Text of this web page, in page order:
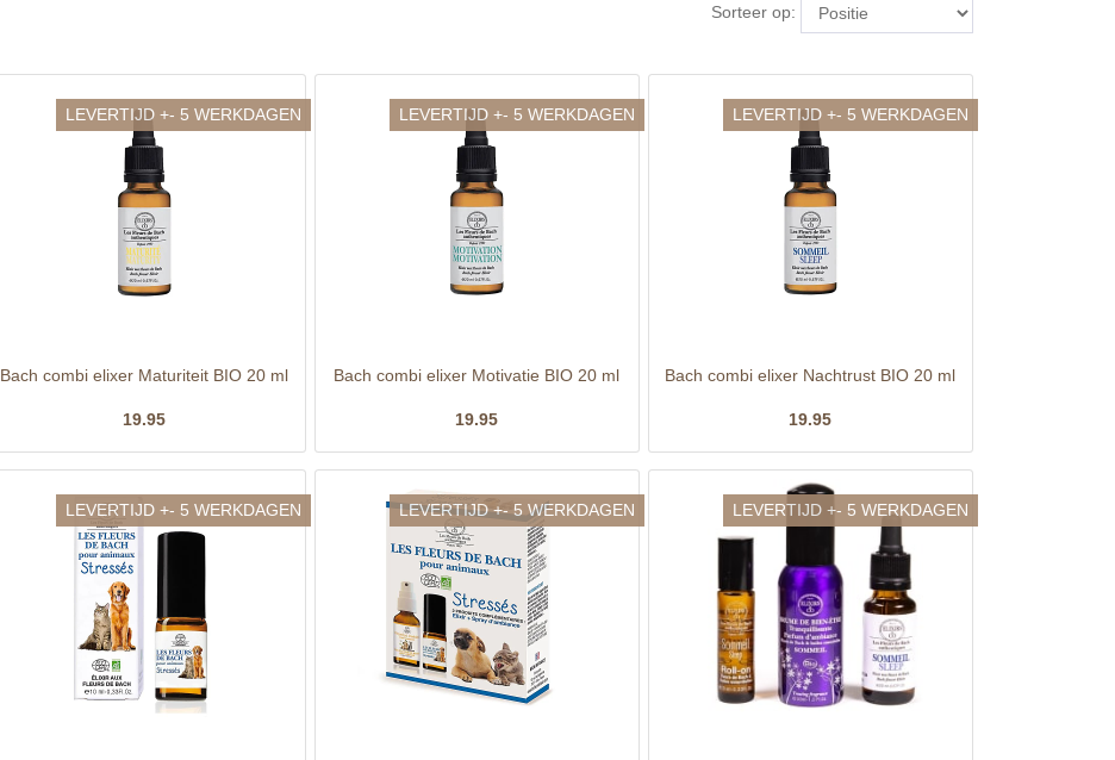
Sorteer op:
LEVERTIJD +- 5 WERKDAGEN
Bach combi elixer Maturiteit BIO 20 ml
19.95
LEVERTIJD +- 5 WERKDAGEN
Bach combi elixer Motivatie BIO 20 ml
19.95
LEVERTIJD +- 5 WERKDAGEN
Bach combi elixer Nachtrust BIO 20 ml
19.95
LEVERTIJD +- 5 WERKDAGEN LEVERTIJD +- 5 WERKDAGEN LEVERTIJD +- 5 WERKDAGEN